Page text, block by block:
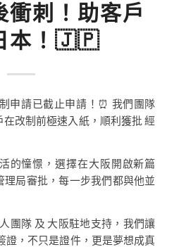
衝刺！助客戶
本！🇯🇵
申請已截止申請！⏰ 我們團隊
改制前極速入紙，順利獲批 經
的憧憬，選擇在大阪開啟新篇
局審批，每一步我們都與他並
團隊 及 大阪駐地支持，我們讓
證，不只是證件，更是夢想成真